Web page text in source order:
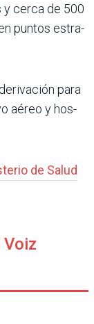
cerca de 500
puntos estra­
para
aéreo y hos­
de Salud